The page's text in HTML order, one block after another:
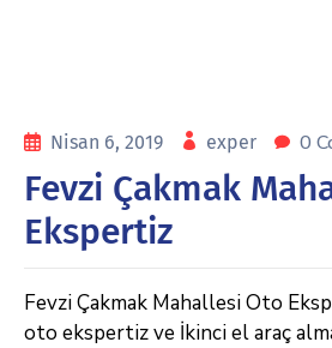
Nisan 6, 2019 exper 0
Fevzi Çakmak
Ekspertiz
Fevzi Çakmak Mahallesi Oto
oto ekspertiz ve İkinci el araç